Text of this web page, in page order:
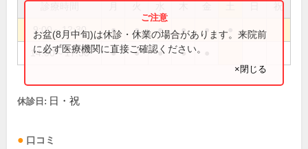
祝
9:00～12:30 ● ● ● ● ●
14:00～17:30 ● ● ● ●
お盆(8月中旬)は休診・休業の場合があります。来院前
に必ず医療機関に直接ご確認ください。
×閉じる
休診日: 日・祝
口コミ